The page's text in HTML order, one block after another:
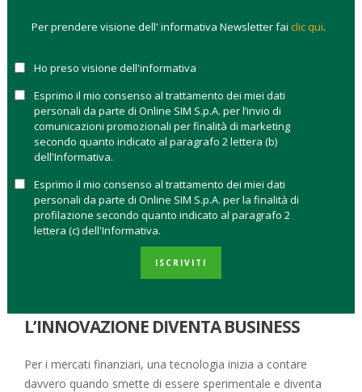
sé stesso perde centralità. L’innovazione viene filtrata da
criteri più stringenti di
sostenibilità economica, adozione
In parallelo, il contesto geopolitico e macroeconomico
rafforza l’importanza di settori chiave come semiconduttori,
cybersecurity, cloud e data center. La tecnologia non è più
soltanto un motore di crescita futura: è sempre più un
fattore strutturale che guida la competitività delle
aziende,orienta i flussi di capitale e contribuisce a definire i
vincitori di lungo periodo sui mercati. In questo scenario,
comprendere i trend tecnologici significa comprendere dove e
come può crearsi valore per gli investitori. Vediamo
sono i trend tecnologici del 2026
L’INNOVAZIONE DIVENTA BUSINESS
Per i mercati finanziari, una tecnologia inizia a contare
davvero quando smette di essere sperimentale e diventa
Per prendere visione dell' informativa Newsletter fai clic qui.
Ho preso visione dell'informativa
Esprimo il mio consenso al trattamento dei miei dati
personali da parte di Online SIM S.p.A. per l’invio di
comunicazioni promozionali per finalità di marketing
secondo quanto indicato al paragrafo 2 lettera (b)
dell'Informativa.
Esprimo il mio consenso al trattamento dei miei dati
personali da parte di Online SIM S.p.A. per la finalità di
profilazione secondo quanto indicato al paragrafo 2
lettera (c) dell'Informativa.
ISCRIVITI